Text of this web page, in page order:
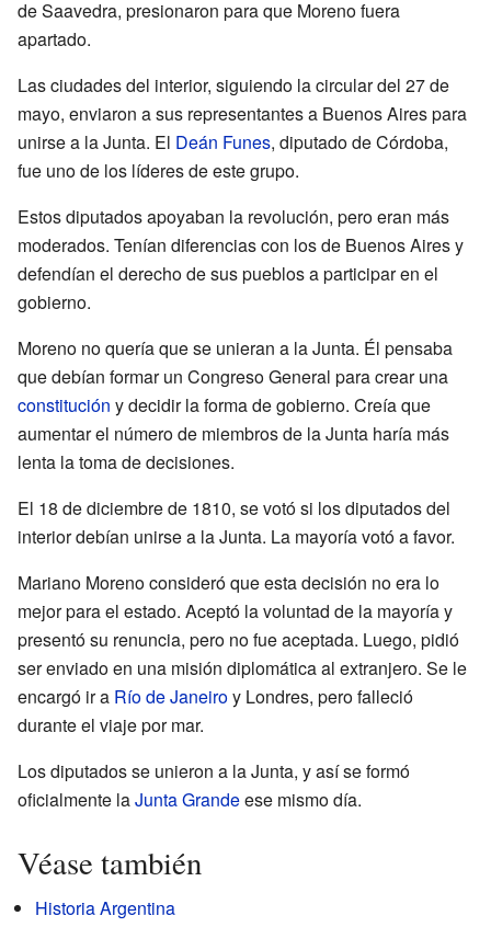
de Saavedra, presionaron para que Moreno fuera
apartado.
Las ciudades del interior, siguiendo la circular del 27 de
mayo, enviaron a sus representantes a Buenos Aires para
unirse a la Junta. El Deán Funes, diputado de Córdoba,
fue uno de los líderes de este grupo.
Estos diputados apoyaban la revolución, pero eran más
moderados. Tenían diferencias con los de Buenos Aires y
defendían el derecho de sus pueblos a participar en el
gobierno.
Moreno no quería que se unieran a la Junta. Él pensaba
que debían formar un Congreso General para crear una
constitución y decidir la forma de gobierno. Creía que
aumentar el número de miembros de la Junta haría más
lenta la toma de decisiones.
El 18 de diciembre de 1810, se votó si los diputados del
interior debían unirse a la Junta. La mayoría votó a favor.
Mariano Moreno consideró que esta decisión no era lo
mejor para el estado. Aceptó la voluntad de la mayoría y
presentó su renuncia, pero no fue aceptada. Luego, pidió
ser enviado en una misión diplomática al extranjero. Se le
encargó ir a Río de Janeiroy Londres, pero falleció
durante el viaje por mar.
Los diputados se unieron a la Junta, y así se formó
oficialmente laJunta Grandeese mismo día.
Véase también
Historia Argentina